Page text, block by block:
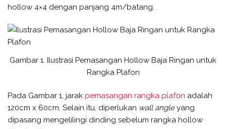
hollow 4×4 dengan panjang 4m/batang.
Gambar 1. Ilustrasi Pemasangan Hollow Baja Ringan untuk
Rangka Plafon
Pada Gambar 1, jarak pemasangan rangka plafon adalah
120cm x 60cm. Selain itu, diperlukan wall angleyang
dipasang mengelilingi dinding sebelum rangka hollow